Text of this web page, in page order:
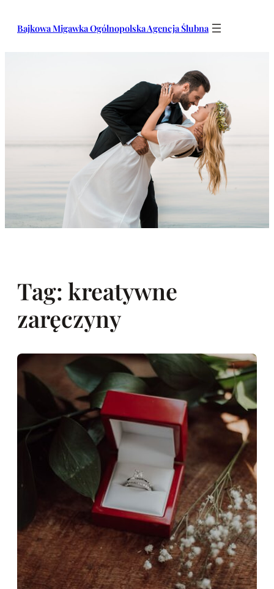
Bajkowa Migawka Ogólnopolska Agencja Ślubna
Tag: kreatywne
zaręczyny